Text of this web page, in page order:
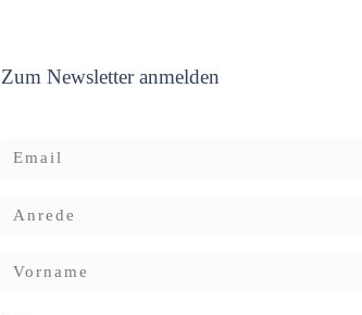
Zum Newsletter anmelden